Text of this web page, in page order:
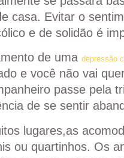
casa. Evitar o
e de solidão é
de uma depressão
e você não vai
passe pela
de se sentir
lugares,as
ou quartinhos. Os